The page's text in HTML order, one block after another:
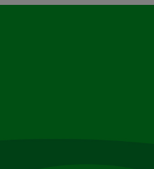
webbplats, öppnas i nytt